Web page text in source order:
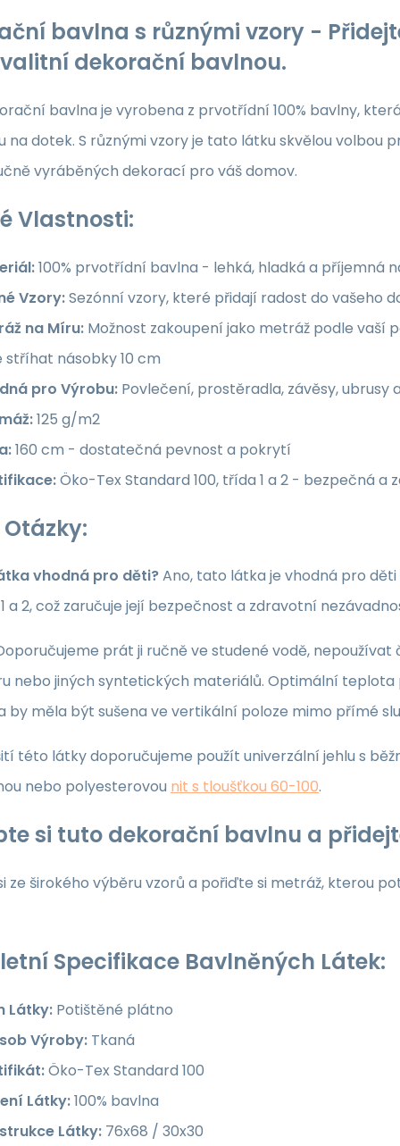
bavlna s různými vzory -
dekorační bavlnou.
bavlna je vyrobena z prvotřídní 100% bavlny,
na dotek. S různými vzory je tato látku skvělou volbou
vyráběných dekorací pro váš domov.
Vlastnosti:
100% prvotřídní bavlna - lehká, hladká a příjemná
Vzory:Sezónní vzory, které přidají radost do vašeho
na Míru: Možnost zakoupení jako metráž podle vaší
stříhat násobky 10 cm
pro Výrobu: Povlečení, prostěradla, závěsy, ubrusy
125 g/m2
160 cm - dostatečná pevnost a pokrytí
Öko-Tex Standard 100, třída 1 a 2 - bezpečná
vhodná pro děti?Ano, tato látka je vhodná pro
a 2, což zaručuje její bezpečnost a zdravotní
prát ji ručně ve studené vodě,
nebo jiných syntetických materiálů. Optimální teplota
by měla být sušena ve vertikální poloze mimo přímé
této látky doporučujeme použít univerzální jehlu s
nebo polyesterovou nit s tloušťkou 60-100.
si tuto dekorační bavlnu a
ze širokého výběru vzorů a pořiďte si metráž, kterou
Specifikace Bavlněných Látek:
Látky: Potištěné plátno
Výroby: Tkaná
Öko-Tex Standard 100
Látky:100% bavlna
Látky: 76x68 / 30x30